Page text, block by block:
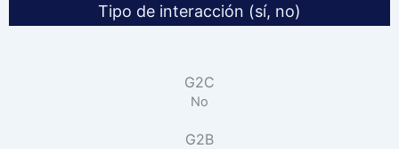
Tipo de interacción (sí, no)
G2C
No
G2B